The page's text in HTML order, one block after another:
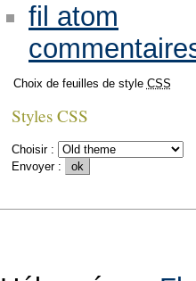
fil atom
Choix de feuilles de style CSS
Styles CSS
Choisir :
Envoyer :